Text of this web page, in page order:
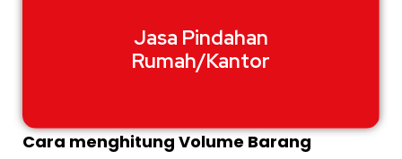
Jasa Pindahan
Rumah/Kantor
Cara menghitung Volume Barang